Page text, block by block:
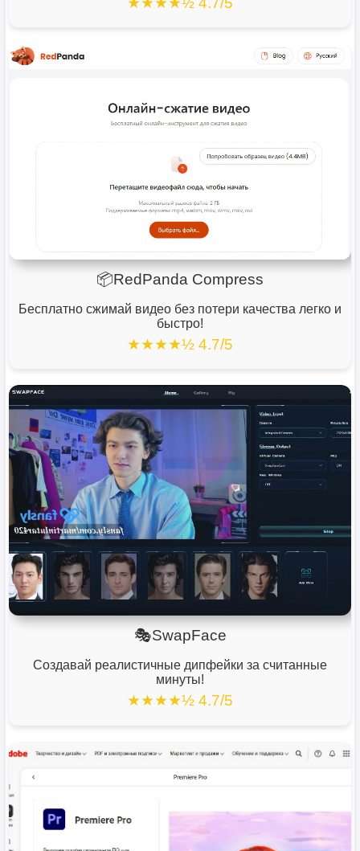
📦RedPanda Compress
Бесплатно сжимай видео без потери качества легко и
быстро!
★★★★½ 4.7/5
🎭SwapFace
Создавай реалистичные дипфейки за считанные
минуты!
★★★★½ 4.7/5